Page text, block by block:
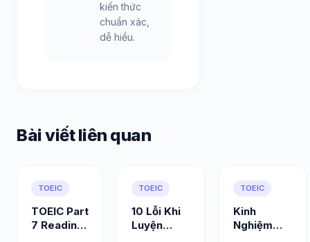
kiến thức
chuẩn xác,
dễ hiểu.
Bài viết liên quan
TOEIC
TOEIC Part
7 Reading
TOEIC
10 Lỗi Khi
Luyện
TOEIC
Kinh
Nghiệm